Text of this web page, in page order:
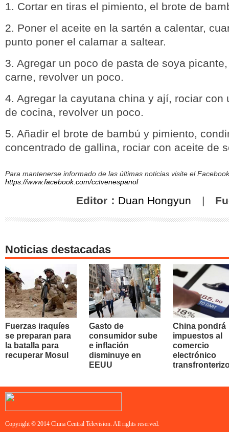
1. Cortar en tiras el pimiento, el brote de
2. Poner el aceite en la sartén a calentar,
punto poner el calamar a saltear.
3. Agregar un poco de pasta de soya
carne, revolver un poco.
4. Agregar la cayutana china y ají, rociar con
de cocina, revolver un poco.
5. Añadir el brote de bambú y pimiento,
concentrado de gallina, rociar con aceite de
Para mantenerse informado de las últimas noticias visite el
https://www.facebook.com/cctvenespanol
Editor： Duan Hongyun |
Noticias destacadas
Fuerzas iraquíes
se preparan para
la batalla para
recuperar Mosul
Gasto de
consumidor sube
e inflación
disminuye en
EEUU
China pondrá
impuestos al
comercio
electrónico
Copyright © 2014 China Central Television. All rights reserved.